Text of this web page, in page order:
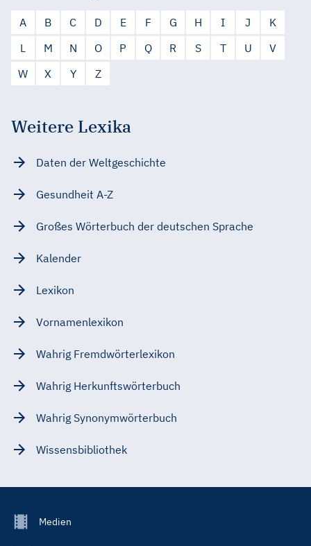
A B C D E F G H I J
K
L
M N O P Q R S T U
V
W
X Y Z
Weitere Lexika
Daten der Weltgeschichte
Gesundheit A-Z
Großes Wörterbuch der deutschen Sprache
Kalender
Lexikon
Vornamenlexikon
Wahrig Fremdwörterlexikon
Wahrig Herkunftswörterbuch
Wahrig Synonymwörterbuch
Wissensbibliothek
FooterMedien